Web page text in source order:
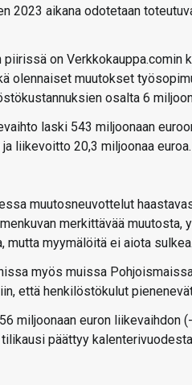
2023 aikana odotetaan
on Verkkokauppa.comin
olennaiset muutokset
osalta 6
laski 543 miljoonaan
liikevoitto 20,3 miljoonaa euroa.
muutosneuvottelut
merkittävää
mutta myymälöitä ei aiota sulkea.
myös muissa
että henkilöstökulut
miljoonaan euron liikevaihdon
päättyy